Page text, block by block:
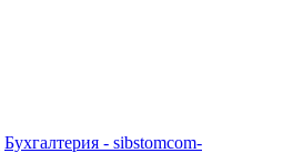
Бухгалтерия - sibstomcom-